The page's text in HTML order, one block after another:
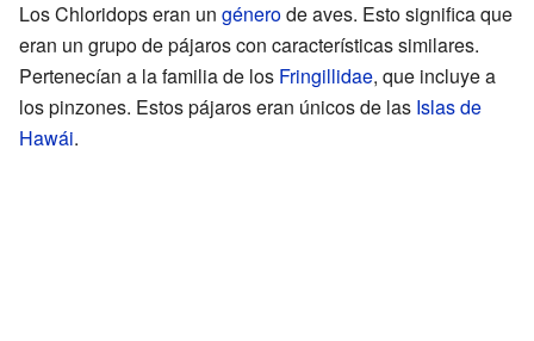
Los Chloridops eran un génerode aves. Esto significa que
eran un grupo de pájaros con características similares.
Pertenecían a la familia de los Fringillidae, que incluye a
los pinzones. Estos pájaros eran únicos de las Islas de
Hawái.